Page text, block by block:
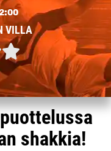
VILLA
shakkia!